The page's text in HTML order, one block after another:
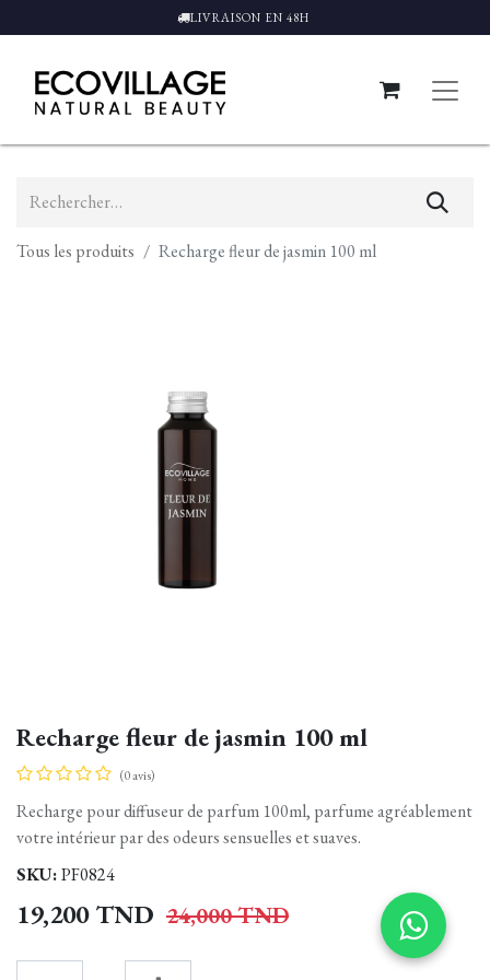
LIVRAISON EN 48H
Tous les produits Recharge fleur de jasmin 100 ml
Recharge fleur de jasmin 100 ml
(0 avis)
Recharge pour diffuseur de parfum 100ml, parfume agréablement
votre intérieur par des odeurs sensuelles et suaves.
SKU:PF0824
19,200TND 24,000TND